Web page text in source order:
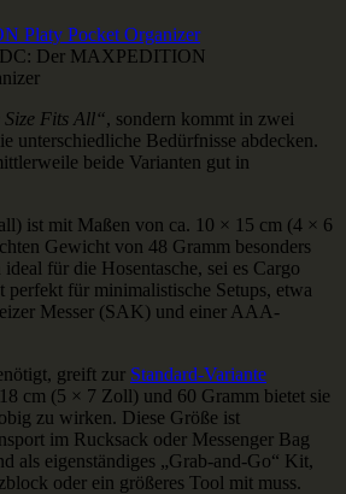
Der MAXPEDITION
Size Fits All“, sondern kommt in zwei
unterschiedliche Bedürfnisse abdecken.
beide Varianten gut in
ist mit Maßen von ca. 10 × 15 cm (4 × 6
Gewicht von 48 Gramm besonders
für die Hosentasche, sei es Cargo
perfekt für minimalistische Setups, etwa
Messer (SAK) und einer AAA-
greift zur Standard-Variante
cm (5 × 7 Zoll) und 60 Gramm bietet sie
zu wirken. Diese Größe ist
im Rucksack oder Messenger Bag
als eigenständiges „Grab-and-Go“ Kit,
oder ein größeres Tool mit muss.